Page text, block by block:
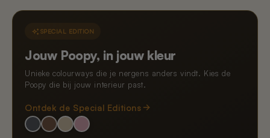
SPECIAL EDITION
Jouw Poopy, in jouw kleur
Unieke colourways die je nergens anders vindt. Kies de
Poopy die bij jouw interieur past.
Ontdek de Special Editions